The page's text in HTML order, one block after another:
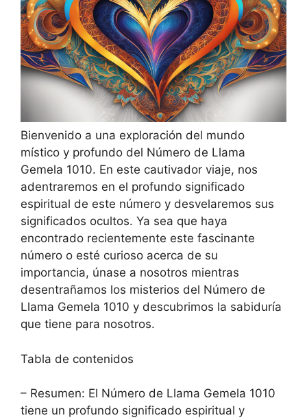
Bienvenido a una exploración del mundo
místico y profundo del Número de Llama
Gemela 1010. En este cautivador viaje, nos
adentraremos en el profundo significado
espiritual de este número y desvelaremos sus
significados ocultos. Ya sea que haya
encontrado recientemente este fascinante
número o esté curioso acerca de su
importancia, únase a nosotros mientras
desentrañamos los misterios del Número de
Llama Gemela 1010 y descubrimos la sabiduría
que tiene para nosotros.
Tabla de contenidos
– Resumen: El Número de Llama Gemela 1010
tiene un profundo significado espiritual y